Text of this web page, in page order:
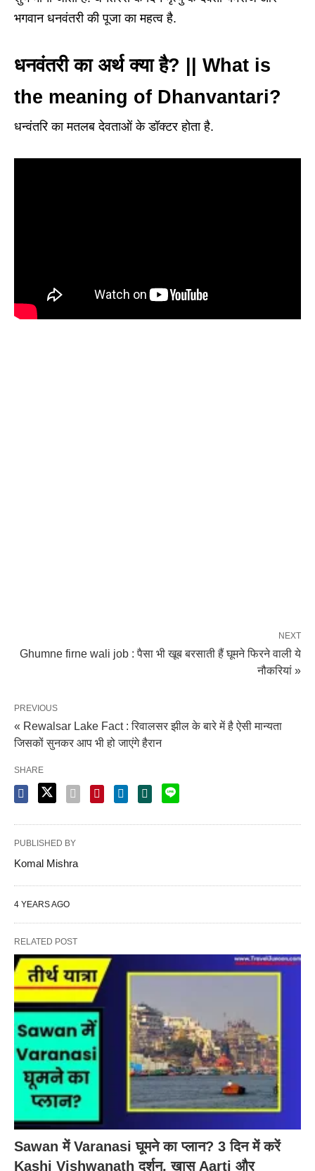
भगवान धनवंतरी की पूजा का महत्व है.
धनवंतरी का अर्थ क्या है? || What is
the meaning of Dhanvantari?
धन्वंतरि का मतलब देवताओं के डॉक्टर होता है.
NEXT
Ghumne firne wali job : पैसा भी खूब बरसाती हैं घूमने फिरने वाली ये
नौकरियां »
PREVIOUS
« Rewalsar Lake Fact : रिवालसर झील के बारे में है ऐसी मान्यता
जिसकों सुनकर आप भी हो जाएंगे हैरान
SHARE
PUBLISHED BY
Komal Mishra
4 YEARS AGO
RELATED POST
Sawan में Varanasi घूमने का प्लान? 3 दिन में करें
Kashi Vishwanath दर्शन, खास Aarti और